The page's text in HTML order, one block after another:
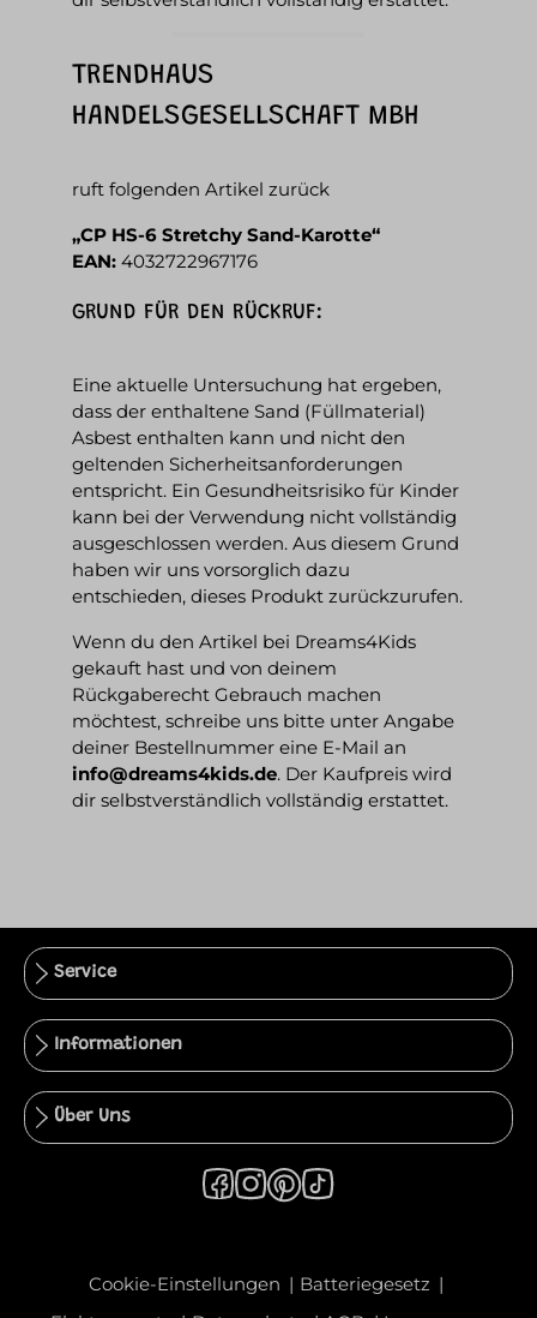
TRENDHAUS
HANDELSGESELLSCHAFT MBH
ruft folgenden Artikel zurück
„CP HS-6 Stretchy Sand-Karotte“
EAN: 4032722967176
GRUND FÜR DEN RÜCKRUF:
Eine aktuelle Untersuchung hat ergeben,
dass der enthaltene Sand (Füllmaterial)
Asbest enthalten kann und nicht den
geltenden Sicherheitsanforderungen
entspricht. Ein Gesundheitsrisiko für Kinder
kann bei der Verwendung nicht vollständig
ausgeschlossen werden. Aus diesem Grund
haben wir uns vorsorglich dazu
entschieden, dieses Produkt zurückzurufen.
Wenn du den Artikel bei Dreams4Kids
gekauft hast und von deinem
Rückgaberecht Gebrauch machen
möchtest, schreibe uns bitte unter Angabe
deiner Bestellnummer eine E-Mail an
info@dreams4kids.de. Der Kaufpreis wird
dir selbstverständlich vollständig erstattet.
Service
Informationen
Über Uns
Cookie-Einstellungen
Batteriegesetz